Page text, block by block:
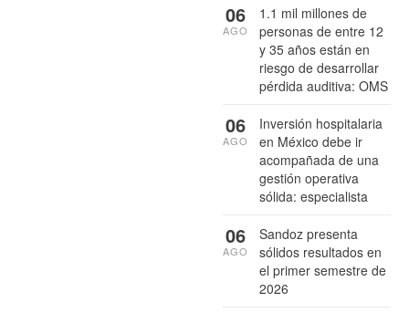
1.1 mil millones de
personas de entre 12
y 35 años están en
riesgo de desarrollar
pérdida auditiva: OMS
06
AGO
Inversión hospitalaria
en México debe ir
acompañada de una
gestión operativa
sólida: especialista
06
AGO
Sandoz presenta
sólidos resultados en
el primer semestre de
2026
06
AGO